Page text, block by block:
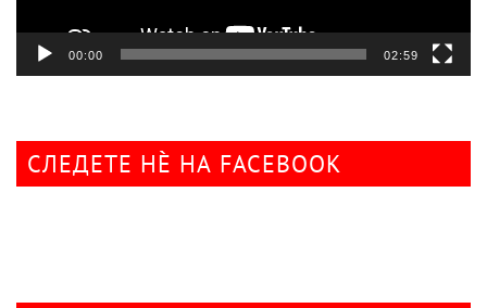
00:00 02:59
СЛЕДЕТЕ НÈ НА FACEBOOK